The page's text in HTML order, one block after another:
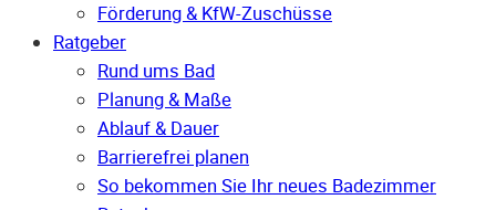
Förderung & KfW-Zuschüsse
Ratgeber
Rund ums Bad
Planung & Maße
Ablauf & Dauer
Barrierefrei planen
So bekommen Sie Ihr neues Badezimmer